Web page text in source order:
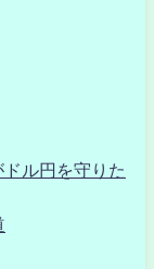
ル円を守りた